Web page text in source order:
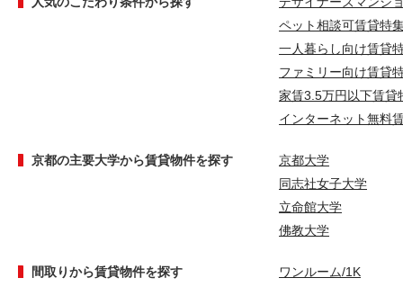
ペット相談可賃貸特
一人暮らし向け賃貸
ファミリー向け賃貸
家賃3.5万円以下賃貸
インターネット無料
京都の主要大学から賃貸物件を探す
京都大学
同志社女子大学
立命館大学
佛教大学
間取りから賃貸物件を探す
ワンルーム/1K